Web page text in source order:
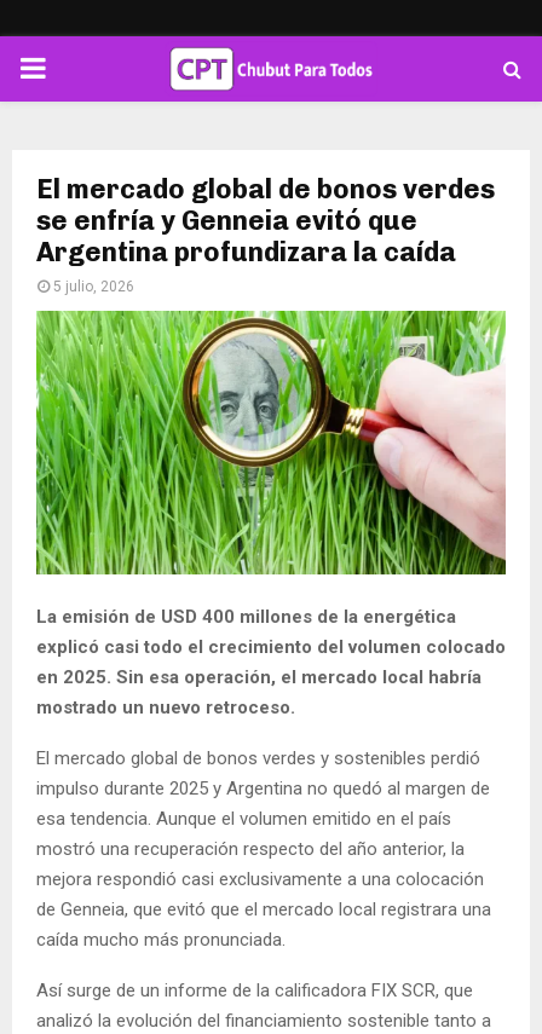
PRIMARY
El mercado global de bonos verdes
se enfría y Genneia evitó que
Argentina profundizara la caída
5 julio, 2026
La emisión de USD 400 millones de la energética
explicó casi todo el crecimiento del volumen colocado
en 2025. Sin esa operación, el mercado local habría
mostrado un nuevo retroceso.
El mercado global de bonos verdes y sostenibles perdió
impulso durante 2025 y Argentina no quedó al margen de
esa tendencia. Aunque el volumen emitido en el país
mostró una recuperación respecto del año anterior, la
mejora respondió casi exclusivamente a una colocación
de Genneia, que evitó que el mercado local registrara una
caída mucho más pronunciada.
Así surge de un informe de la calificadora FIX SCR, que
analizó la evolución del financiamiento sostenible tanto a